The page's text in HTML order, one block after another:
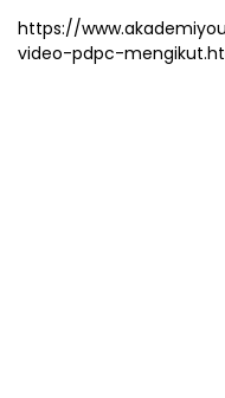
https://
video-pdpc-